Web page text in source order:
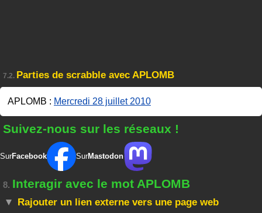
7.2. Parties de scrabble avec APLOMB
APLOMB : Mercredi 28 juillet 2010
Suivez-nous sur les réseaux !
SurFacebook SurMastodon
8. Interagir avec le mot APLOMB
Rajouter un lien externe vers une page web